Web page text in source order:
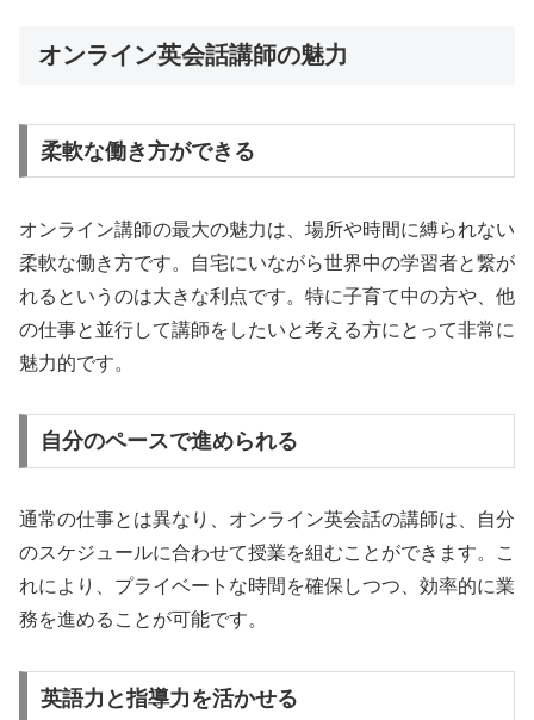
オンライン英会話講師の魅力
柔軟な働き方ができる
オンライン講師の最大の魅力は、場所や時間に縛られない
柔軟な働き方です。自宅にいながら世界中の学習者と繋が
れるというのは大きな利点です。特に子育て中の方や、他
の仕事と並行して講師をしたいと考える方にとって非常に
魅力的です。
自分のペースで進められる
通常の仕事とは異なり、オンライン英会話の講師は、自分
のスケジュールに合わせて授業を組むことができます。こ
れにより、プライベートな時間を確保しつつ、効率的に業
務を進めることが可能です。
英語力と指導力を活かせる